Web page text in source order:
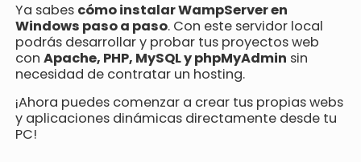
Ya sabes cómo instalar WampServer en
Windows paso a paso. Con este servidor local
podrás desarrollar y probar tus proyectos web
conApache, PHP, MySQL y phpMyAdmin sin
necesidad de contratar un hosting.
¡Ahora puedes comenzar a crear tus propias webs
y aplicaciones dinámicas directamente desde tu
PC!